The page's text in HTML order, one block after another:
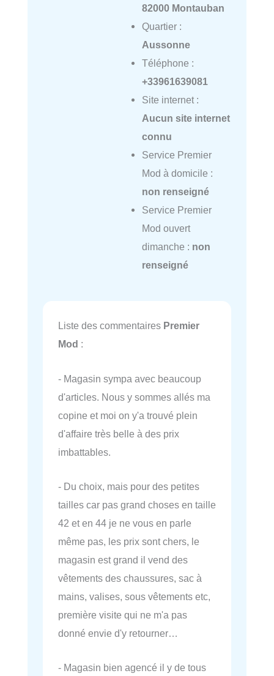
82000 Montauban
Quartier :
Aussonne
Téléphone :
+33961639081
Site internet :
Aucun site internet
connu
Service Premier
Mod à domicile :
non renseigné
Service Premier
Mod ouvert
dimanche : non
renseigné
Liste des commentaires Premier
Mod :
- Magasin sympa avec beaucoup
d'articles. Nous y sommes allés ma
copine et moi on y'a trouvé plein
d'affaire très belle à des prix
imbattables.
- Du choix, mais pour des petites
tailles car pas grand choses en taille
42 et en 44 je ne vous en parle
même pas, les prix sont chers, le
magasin est grand il vend des
vêtements des chaussures, sac à
mains, valises, sous vêtements etc,
première visite qui ne m'a pas
donné envie d'y retourner…
- Magasin bien agencé il y de tous